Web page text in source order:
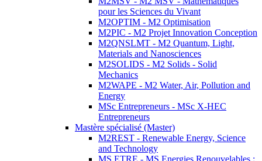
pour les Sciences du Vivant
M2OPTIM - M2 Optimisation
M2PIC - M2 Projet Innovation Conception
M2QNSLMT - M2 Quantum, Light,
Materials and Nanosciences
M2SOLIDS - M2 Solids - Solid
Mechanics
M2WAPE - M2 Water, Air, Pollution and
Energy
MSc Entrepreneurs - MSc X-HEC
Entrepreneurs
Mastère spécialisé (Master)
M2REST - Renewable Energy, Science
and Technology
MS ETRE - MS Energies Renouvelables :